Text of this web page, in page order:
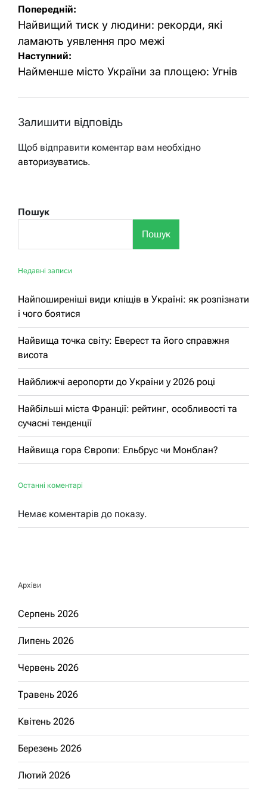
Навігація
записів
Попередній:
Найвищий тиск у людини: рекорди, які
ламають уявлення про межі
Наступний:
Найменше місто України за площею: Угнів
Залишити відповідь
Щоб відправити коментар вам необхідно
авторизуватись.
Пошук
Пошук
Недавні записи
Найпоширеніші види кліщів в Україні: як розпізнати
і чого боятися
Найвища точка світу: Еверест та його справжня
висота
Найближчі аеропорти до України у 2026 році
Найбільші міста Франції: рейтинг, особливості та
сучасні тенденції
Найвища гора Європи: Ельбрус чи Монблан?
Останні коментарі
Немає коментарів до показу.
Архіви
Серпень 2026
Липень 2026
Червень 2026
Травень 2026
Квітень 2026
Березень 2026
Лютий 2026